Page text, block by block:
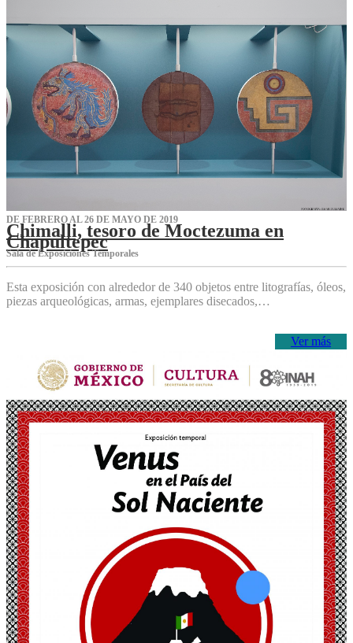
DE FEBRERO AL 26 DE MAYO DE 2019
Chimalli, tesoro de Moctezuma en
Chapultepec
Sala de Exposiciones Temporales
Esta exposición con alrededor de 340 objetos entre litografías, óleos,
piezas arqueológicas, armas, ejemplares disecados,…
Ver más